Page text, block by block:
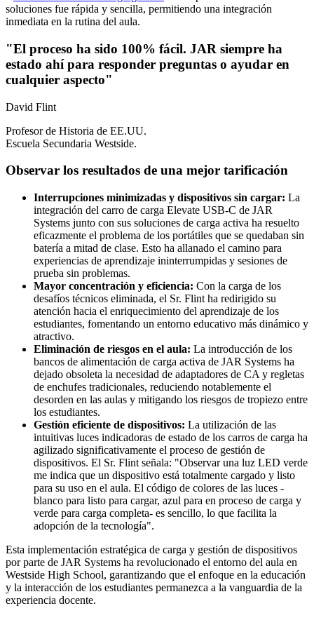
soluciones fue rápida y sencilla, permitiendo una integración
inmediata en la rutina del aula.
"El proceso ha sido 100% fácil. JAR siempre ha
estado ahí para responder preguntas o ayudar en
cualquier aspecto"
David Flint
Profesor de Historia de EE.UU.
Escuela Secundaria Westside.
Observar los resultados de una mejor tarificación
Interrupciones minimizadas y dispositivos sin cargar: La
integración del carro de carga Elevate USB-C de JAR
Systems junto con sus soluciones de carga activa ha resuelto
eficazmente el problema de los portátiles que se quedaban sin
batería a mitad de clase. Esto ha allanado el camino para
experiencias de aprendizaje ininterrumpidas y sesiones de
prueba sin problemas.
Mayor concentración y eficiencia: Con la carga de los
desafíos técnicos eliminada, el Sr. Flint ha redirigido su
atención hacia el enriquecimiento del aprendizaje de los
estudiantes, fomentando un entorno educativo más dinámico y
atractivo.
Eliminación de riesgos en el aula: La introducción de los
bancos de alimentación de carga activa de JAR Systems ha
dejado obsoleta la necesidad de adaptadores de CA y regletas
de enchufes tradicionales, reduciendo notablemente el
desorden en las aulas y mitigando los riesgos de tropiezo entre
los estudiantes.
Gestión eficiente de dispositivos: La utilización de las
intuitivas luces indicadoras de estado de los carros de carga ha
agilizado significativamente el proceso de gestión de
dispositivos. El Sr. Flint señala: "Observar una luz LED verde
me indica que un dispositivo está totalmente cargado y listo
para su uso en el aula. El código de colores de las luces -
blanco para listo para cargar, azul para en proceso de carga y
verde para carga completa- es sencillo, lo que facilita la
adopción de la tecnología".
Esta implementación estratégica de carga y gestión de dispositivos
por parte de JAR Systems ha revolucionado el entorno del aula en
Westside High School, garantizando que el enfoque en la educación
y la interacción de los estudiantes permanezca a la vanguardia de la
experiencia docente.